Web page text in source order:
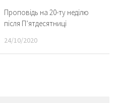
Проповідь на 20-ту неділю
після П’ятдесятниці
24/10/2020